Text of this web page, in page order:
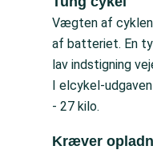
Vægten af cyklen
af batteriet. En
lav indstigning
I elcykel-
- 27 kilo.
Kræver